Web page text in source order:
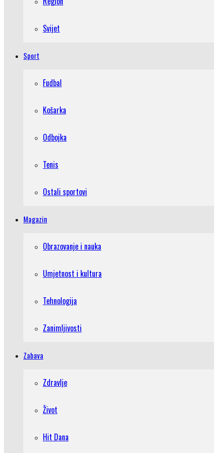
Svijet
Sport
Fudbal
Košarka
Odbojka
Tenis
Ostali sportovi
Magazin
Obrazovanje i nauka
Umjetnost i kultura
Tehnologija
Zanimljivosti
Zabava
Zdravlje
Život
Hit Dana